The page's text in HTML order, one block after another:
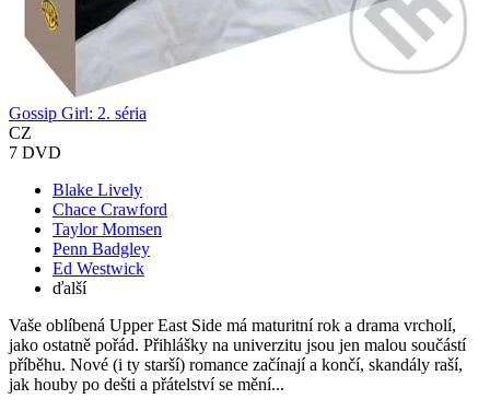
Gossip Girl: 2. séria
CZ
7 DVD
Blake Lively
Chace Crawford
Taylor Momsen
Penn Badgley
Ed Westwick
ďalší
Vaše oblíbená Upper East Side má maturitní rok a drama vrcholí,
jako ostatně pořád. Přihlášky na univerzitu jsou jen malou součástí
příběhu. Nové (i ty starší) romance začínají a končí, skandály raší,
jak houby po dešti a přátelství se mění...